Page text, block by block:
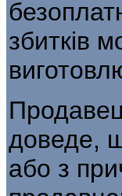
збитків
доведе,
або з